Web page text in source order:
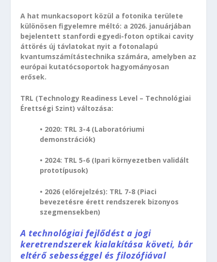
A hat munkacsoport közül a fotonika területe
különösen figyelemre méltó: a 2026. januárjában
bejelentett stanfordi egyedi-foton optikai cavity
áttörés új távlatokat nyit a fotonalapú
kvantumszámítástechnika számára, amelyben az
európai kutatócsoportok hagyományosan
erősek.
TRL (Technology Readiness Level – Technológiai
Érettségi Szint) változása:
• 2020: TRL 3-4 (Laboratóriumi
demonstrációk)
• 2024: TRL 5-6 (Ipari környezetben validált
prototípusok)
• 2026 (előrejelzés): TRL 7-8 (Piaci
bevezetésre érett rendszerek bizonyos
szegmensekben)
A technológiai fejlődést a jogi
keretrendszerek kialakítása követi, bár
eltérő sebességgel és filozófiával